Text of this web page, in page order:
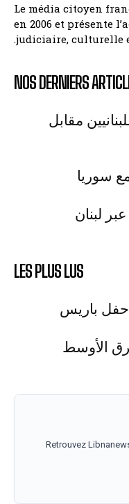
Le média citoyen
en 2006 et présente
judiciaire, culturelle
NOS DERNIERS
مقابل
سوريا
لبنان
LES PLUS LUS
حفل باريس
الأوسط
Retrouvez